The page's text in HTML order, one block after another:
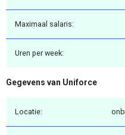
Maximaal salaris:
Uren per week:
Gegevens van Uniforce
Locatie: